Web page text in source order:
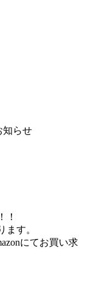
知らせ
！
ます。
にてお買い求